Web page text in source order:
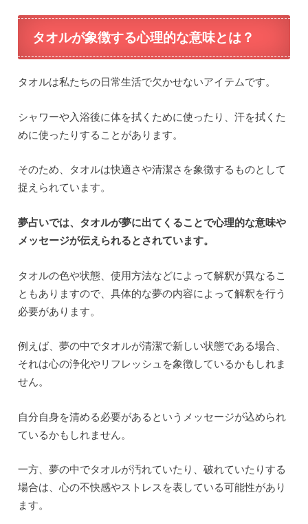
タオルが象徴する心理的な意味とは？
タオルは私たちの日常生活で欠かせないアイテムです。
シャワーや入浴後に体を拭くために使ったり、汗を拭くた
めに使ったりすることがあります。
そのため、タオルは快適さや清潔さを象徴するものとして
捉えられています。
夢占いでは、タオルが夢に出てくることで心理的な意味や
メッセージが伝えられるとされています。
タオルの色や状態、使用方法などによって解釈が異なるこ
ともありますので、具体的な夢の内容によって解釈を行う
必要があります。
例えば、夢の中でタオルが清潔で新しい状態である場合、
それは心の浄化やリフレッシュを象徴しているかもしれま
せん。
自分自身を清める必要があるというメッセージが込められ
ているかもしれません。
一方、夢の中でタオルが汚れていたり、破れていたりする
場合は、心の不快感やストレスを表している可能性があり
ます。